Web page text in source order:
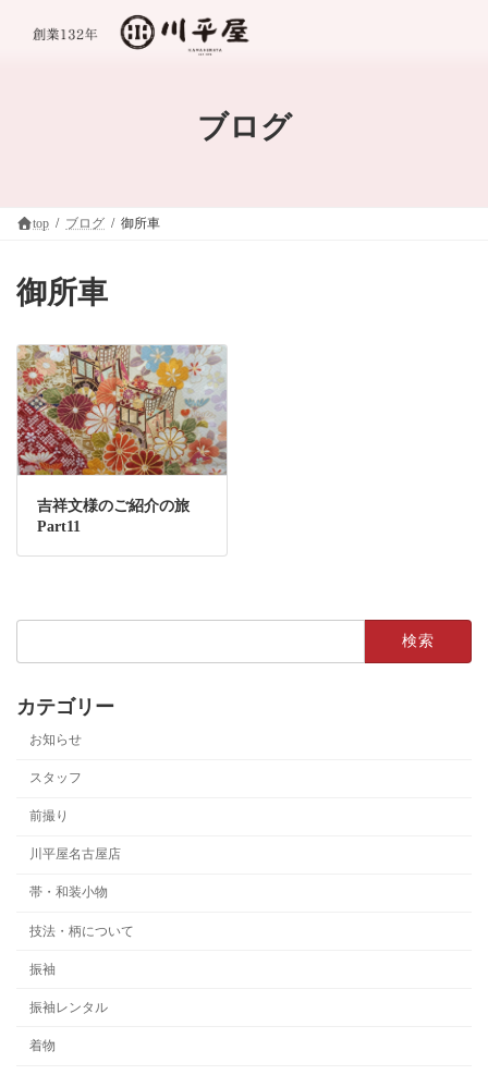
ブログ
top ブログ 御所車
御所車
吉祥文様のご紹介の旅
Part11
カテゴリー
お知らせ
スタッフ
前撮り
川平屋名古屋店
帯・和装小物
技法・柄について
振袖
振袖レンタル
着物